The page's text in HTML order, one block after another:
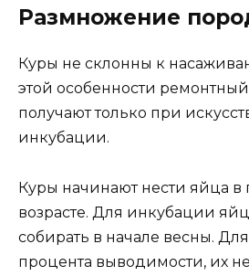
Размножение
Куры не склонны к
этой особенности
получают только при
инкубации.
Куры начинают нести яйца в
возрасте. Для инкубации
собирать в начале весны.
процента выводимости, их